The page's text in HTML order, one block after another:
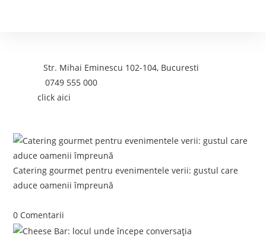
Adresa:Str. Mihai Eminescu 102-104, Bucuresti
Telefon:0749 555 000
Email:click aici
Catering gourmet pentru evenimentele verii: gustul care
aduce oamenii împreună
0 Comentarii